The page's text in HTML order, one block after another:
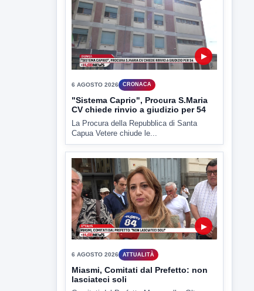
▶
ATTUALITÀ
Miasmi, Comitati dal Prefetto: non
Comitati dal Prefetto Moscarella. Oltre a
▶
ATTUALITÀ
Tirata del Carro ancora in forse,